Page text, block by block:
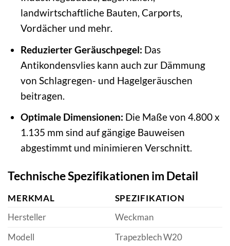
landwirtschaftliche Bauten, Carports,
Vordächer und mehr.
Reduzierter Geräuschpegel: Das
Antikondensvlies kann auch zur Dämmung
von Schlagregen- und Hagelgeräuschen
beitragen.
Optimale Dimensionen: Die Maße von 4.800 x
1.135 mm sind auf gängige Bauweisen
abgestimmt und minimieren Verschnitt.
Technische Spezifikationen im Detail
MERKMAL
SPEZIFIKATION
Hersteller
Weckman
Modell
Trapezblech W20